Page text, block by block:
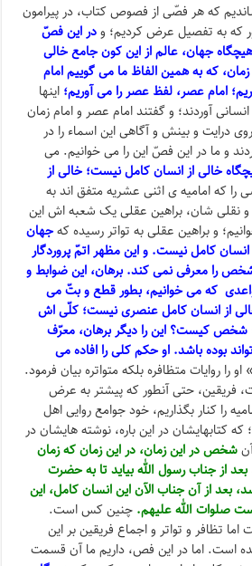
که هر فصّی از فصوص کتاب، در پیرامون
به تفصیل عرض کردیم؛ ودر این فصّ
جهان، عالم از این کون جامع خالی
که به همین الفاظ ما می گوییم امام
امام عصر، لفظ عصر را می آوریم؛ اینها
آوردند؛ و گفتند امام عصر و امام زمان
درایت و بینش و آگاهی این اسماء را در
و ما در این فصّ این را می خوانیم. می
خالی از انسان کامل نیست؛ خالی از
را که امامیه ی اثنی عشریه متفق اند به
و نقلی شان، براهین عقلی یک شعبه اش این
و براهین عقلی به تواتر رسیده کهجهان
کامل نیست. و این مظهر اتمّ پروردگار
را معرفی نمی کند. برهان، این ضوابط و
که می خوانیم، بطور قطع و بتّ می
از انسان کامل عنصری نیست؛ کلّی اش
کیست؟ این را دیگر برهان، معرّف
بوده باشد. او حکم کلی را افاده می
روایات متظافره بلکه متواتره بیان فرمود.
فریقین، حتی آنطور که پیشتر به عرض
را کنار بگذاریم، خود جوامع روایی اهل
کتابهایشان در این باره، نوشته هایشان در
شخص در این زمان، در این زمان که زمان
از جناب رسول الله بیاید تا به حضرت
بعد از آن جناب الآن این انسان کامل، این
صلوات الله علیهم. چنین کس است.
تظافر و تواتر و اجماع فریقین بر این
اما در این فص، داریم ما آن قسمت